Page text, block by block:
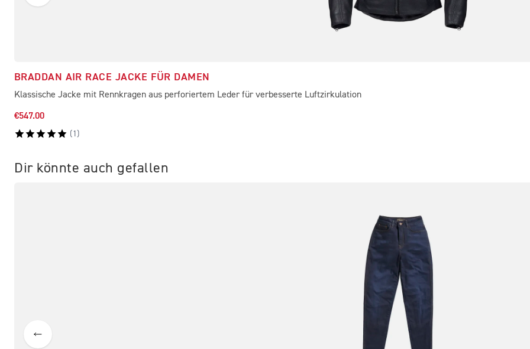
BRADDAN AIR RACE JACKE FÜR DAMEN
Klassische Jacke mit Rennkragen aus perforiertem Leder für verbesserte Luftzirkulation
€547.00
( 1 )
Dir könnte auch gefallen